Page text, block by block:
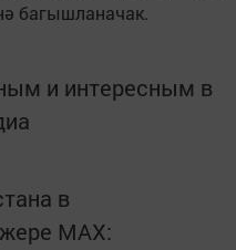
багышланачак.
и интересным в
в
MАХ: